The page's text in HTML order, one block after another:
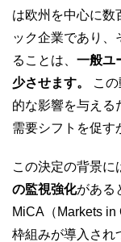
は欧州を中心に数
ック企業であり、
ることは、 一般ユ
少させます。
こ
的な影響を与える
需要シフトを促す
この決定の背景に
の監視強化がある
MiCA（Markets
枠組みが導入され